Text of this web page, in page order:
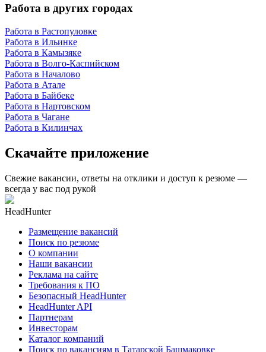
Работа в других городах
Работа в Растопуловке
Работа в Ильинке
Работа в Камызяке
Работа в Волго-Каспийском
Работа в Началово
Работа в Атале
Работа в Байбеке
Работа в Нартовском
Работа в Чагане
Работа в Килинчах
Скачайте приложение
Свежие вакансии, ответы на отклики и доступ к резюме —
всегда у вас под рукой
HeadHunter
Размещение вакансий
Поиск по резюме
О компании
Наши вакансии
Реклама на сайте
Требования к ПО
Безопасный HeadHunter
HeadHunter API
Партнерам
Инвесторам
Каталог компаний
Поиск по вакансиям в Татарской Башмаковке